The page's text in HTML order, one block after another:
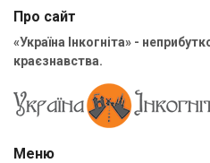
Про сайт
«Україна Інкогніта» -
краєзнавства.
Меню